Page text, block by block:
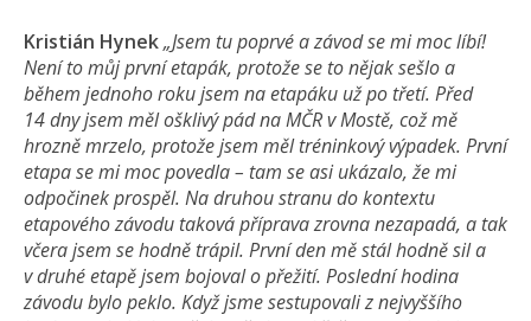
Kristián Hynek„Jsem tu poprvé a závod se mi moc líbí!
Není to můj první etapák, protože se to nějak sešlo a
během jednoho roku jsem na etapáku už po třetí. Před
14 dny jsem měl ošklivý pád na MČR v Mostě, což mě
hrozně mrzelo, protože jsem měl tréninkový výpadek. První
etapa se mi moc povedla – tam se asi ukázalo, že mi
odpočinek prospěl. Na druhou stranu do kontextu
etapového závodu taková příprava zrovna nezapadá, a tak
včera jsem se hodně trápil. První den mě stál hodně sil a
v druhé etapě jsem bojoval o přežití. Poslední hodina
závodu bylo peklo. Když jsme sestupovali z nejvyššího